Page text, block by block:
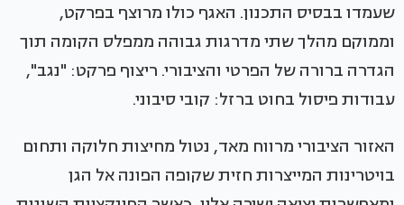
שעמדו בבסיס התכנון. האגף כולו מרוצף בפרקט,
וממוקם מהלך שתי מדרגות גבוהה ממפלס הקומה תוך
הגדרה ברורה של הפרטי והציבורי. ריצוף פרקט: "נגב",
עבודות פיסול בחוט ברזל: קובי סיבוני.
האזור הציבורי מרווח מאד, נטול מחיצות חלוקה ותחום
בויטרינות המייצרות חזית שקופה הפונה אל הגן